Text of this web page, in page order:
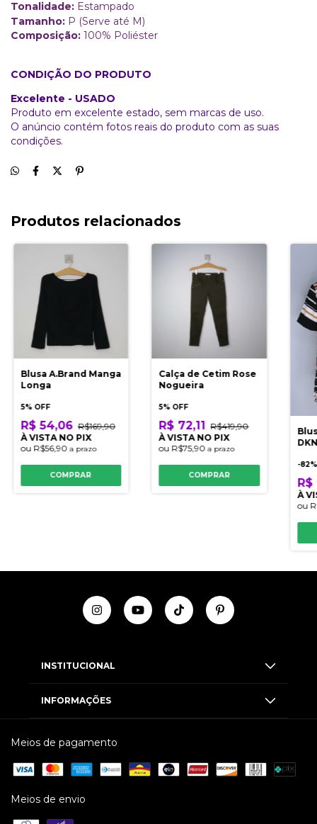
Tonalidade: Estampado
Tamanho: P (Serve até M)
Composição: 100% Poliéster
CONDIÇÃO DO PRODUTO
Excelente - USADO
Produto em excelente estado, sem marcas de uso.
O anúncio contém fotos reais do produto com as suas
condições.
Produtos relacionados
Blusa A.Brand Manga
Longa
5% OFF
R$ 54,06 R$169,90
À VISTA NO PIX
ou R$56,90 a prazo
COMPRAR
Calça de Cetim Rose
Nogueira
5% OFF
R$ 72,11 R$419,90
À VISTA NO PIX
ou R$75,90a prazo
COMPRAR
-82
À
ou
INSTITUCIONAL
INFORMAÇÕES
Meios de pagamento
Meios de envio